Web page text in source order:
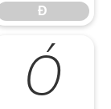
Ð
Ó